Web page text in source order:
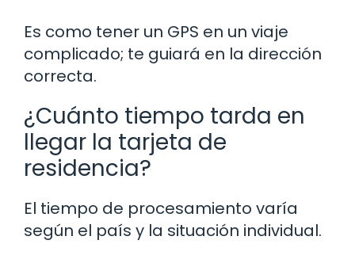
Es como tener un GPS en un viaje
complicado; te guiará en la dirección
correcta.
¿Cuánto tiempo tarda en
llegar la tarjeta de
residencia?
El tiempo de procesamiento varía
según el país y la situación individual.